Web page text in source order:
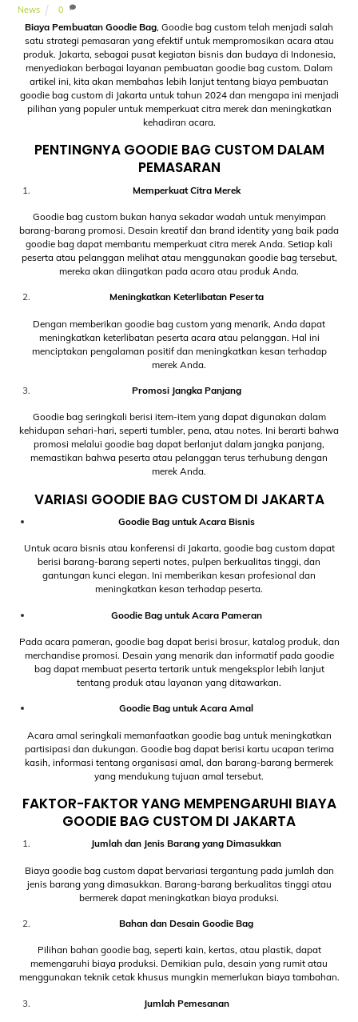
News 0
Biaya Pembuatan Goodie Bag, Goodie bag custom telah menjadi salah
satu strategi pemasaran yang efektif untuk mempromosikan acara atau
produk. Jakarta, sebagai pusat kegiatan bisnis dan budaya di Indonesia,
menyediakan berbagai layanan pembuatan goodie bag custom. Dalam
artikel ini, kita akan membahas lebih lanjut tentang biaya pembuatan
goodie bag custom di Jakarta untuk tahun 2024 dan mengapa ini menjadi
pilihan yang populer untuk memperkuat citra merek dan meningkatkan
kehadiran acara.
PENTINGNYA GOODIE BAG CUSTOM DALAM
PEMASARAN
Memperkuat Citra Merek
Goodie bag custom bukan hanya sekadar wadah untuk menyimpan
barang-barang promosi. Desain kreatif dan brand identity yang baik pada
goodie bag dapat membantu memperkuat citra merek Anda. Setiap kali
peserta atau pelanggan melihat atau menggunakan goodie bag tersebut,
mereka akan diingatkan pada acara atau produk Anda.
Meningkatkan Keterlibatan Peserta
Dengan memberikan goodie bag custom yang menarik, Anda dapat
meningkatkan keterlibatan peserta acara atau pelanggan. Hal ini
menciptakan pengalaman positif dan meningkatkan kesan terhadap
merek Anda.
Promosi Jangka Panjang
Goodie bag seringkali berisi item-item yang dapat digunakan dalam
kehidupan sehari-hari, seperti tumbler, pena, atau notes. Ini berarti bahwa
promosi melalui goodie bag dapat berlanjut dalam jangka panjang,
memastikan bahwa peserta atau pelanggan terus terhubung dengan
merek Anda.
VARIASI GOODIE BAG CUSTOM DI JAKARTA
Goodie Bag untuk Acara Bisnis
Untuk acara bisnis atau konferensi di Jakarta, goodie bag custom dapat
berisi barang-barang seperti notes, pulpen berkualitas tinggi, dan
gantungan kunci elegan. Ini memberikan kesan profesional dan
meningkatkan kesan terhadap peserta.
Goodie Bag untuk Acara Pameran
Pada acara pameran, goodie bag dapat berisi brosur, katalog produk, dan
merchandise promosi. Desain yang menarik dan informatif pada goodie
bag dapat membuat peserta tertarik untuk mengeksplor lebih lanjut
tentang produk atau layanan yang ditawarkan.
Goodie Bag untuk Acara Amal
Acara amal seringkali memanfaatkan goodie bag untuk meningkatkan
partisipasi dan dukungan. Goodie bag dapat berisi kartu ucapan terima
kasih, informasi tentang organisasi amal, dan barang-barang bermerek
yang mendukung tujuan amal tersebut.
FAKTOR-FAKTOR YANG MEMPENGARUHI BIAYA
GOODIE BAG CUSTOM DI JAKARTA
Jumlah dan Jenis Barang yang Dimasukkan
Biaya goodie bag custom dapat bervariasi tergantung pada jumlah dan
jenis barang yang dimasukkan. Barang-barang berkualitas tinggi atau
bermerek dapat meningkatkan biaya produksi.
Bahan dan Desain Goodie Bag
Pilihan bahan goodie bag, seperti kain, kertas, atau plastik, dapat
memengaruhi biaya produksi. Demikian pula, desain yang rumit atau
menggunakan teknik cetak khusus mungkin memerlukan biaya tambahan.
Jumlah Pemesanan